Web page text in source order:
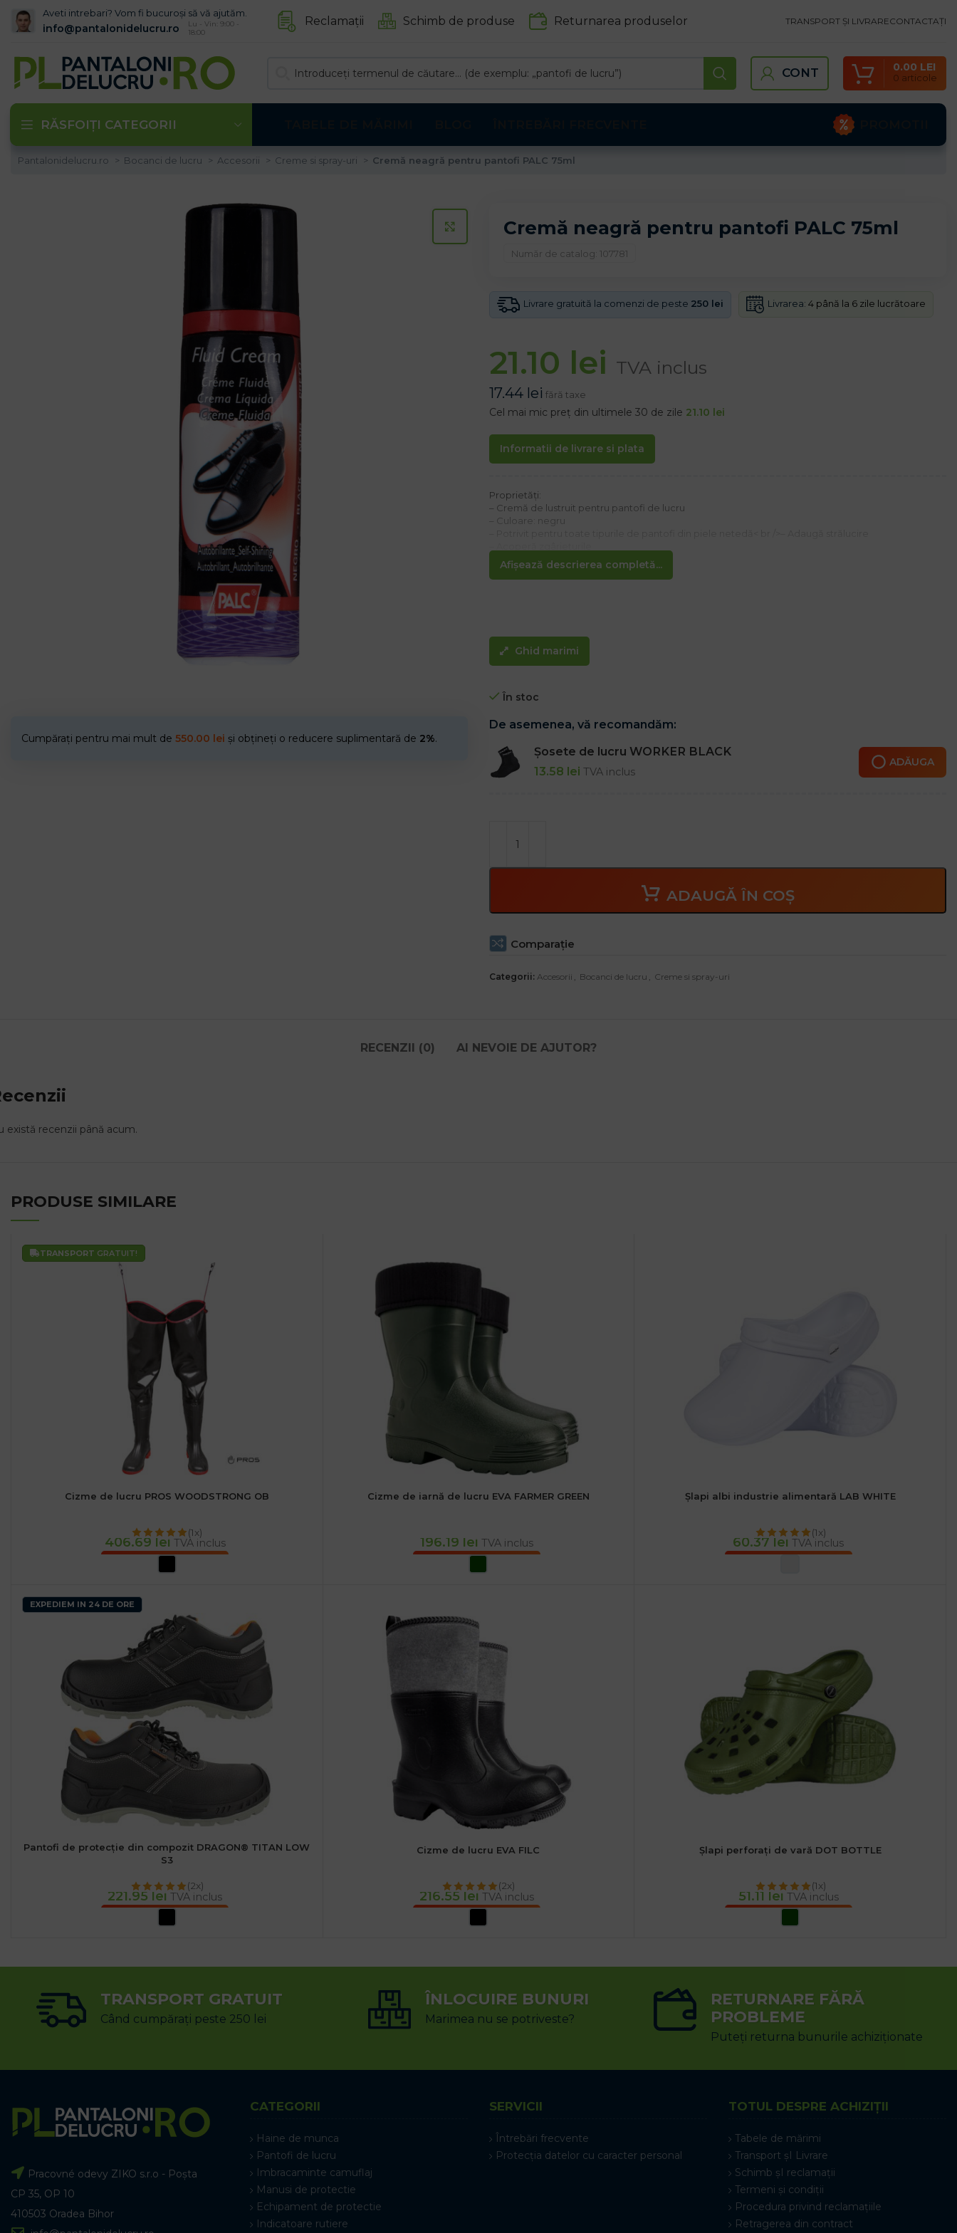
Aveti intrebari? Vom fi bucuroși să vă ajutăm.
info@pantalonidelucru.ro
Lu - Vin: 9:00 -
18:00
Reclamații Schimb de produse Returnarea produselor TRANSPORT ȘI LIVRARECONTACTAȚI
CONT 0 articole
0.00 LEI
RĂSFOIȚI CATEGORII
Pantalonidelucru.ro Bocanci de lucru Accesorii Creme si spray-uri Cremă neagră pentru pantofi PALC 75ml
CLICK PENTRU A MARI
Cumpărați pentru mai mult de 550.00 lei și obțineți o reducere suplimentară de 2%.
Cremă neagră pentru pantofi PALC 75ml
Număr de catalog: 107781
Livrare gratuită la comenzi de peste 250 lei Livrarea: 4 până la 6 zile lucrătoare
21.10 lei TVA inclus
17.44 lei fără taxe
Cel mai mic preț din ultimele 30 de zile 21.10 lei
Informatii de livrare si plata
Afișează descrierea completă...
Proprietăți:
– Cremă de lustruit pentru pantofi de lucru
– Culoare: negru
– protejează împotriva umezelii
Ghid marimi
În stoc
De asemenea, vă recomandăm:
Șosete de lucru WORKER BLACK
13.58 lei TVA inclus
ADĂUGA
ADAUGĂ ÎN COȘ
Comparaţie
Categorii: Accesorii , Bocanci de lucru , Creme si spray-uri
RECENZII (0) AI NEVOIE DE AJUTOR?
există recenzii până acum.
PRODUSE SIMILARE
TRANSPORT GRATUIT!
Cizme de lucru PROS WOODSTRONG OB
(1x)
406.69 lei TVA inclus
Cizme de iarnă de lucru EVA FARMER GREEN
196.19 lei TVA inclus
Șlapi albi industrie alimentară LAB WHITE
(1x)
60.37 lei TVA inclus
EXPEDIEM IN 24 DE ORE
Pantofi de protecție din compozit DRAGON® TITAN LOW
S3
(2x)
221.95lei TVA inclus
Cizme de lucru EVA FILC
(2x)
216.55lei TVA inclus
Șlapi perforați de vară DOT BOTTLE
(1x)
51.11 lei TVA inclus
TRANSPORT GRATUIT
Când cumpărați peste 250 lei
ÎNLOCUIRE BUNURI
Marimea nu se potriveste?
RETURNARE FĂRĂ
PROBLEME
Puteți returna bunurile achiziționate
Pracovné odevy ZIKO s.r.o - Poșta
CP 35, OP 10
410503 Oradea Bihor
CATEGORII
Haine de munca
Pantofi de lucru
Imbracaminte camuflaj
Manusi de protectie
Echipament de protectie
Indicatoare rutiere
SERVICII
Întrebări frecvente
Protecția datelor cu caracter personal
TOTUL DESPRE ACHIZIȚII
Tabele de mărimi
Transport șI Livrare
Schimb șI reclamații
Termeni și condiții
Procedura privind reclamațiile
Retragerea din contract